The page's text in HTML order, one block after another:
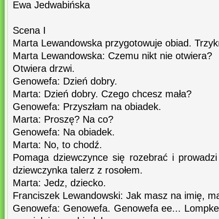
Ewa Jedwabińska
Scena I
Marta Lewandowska przygotowuje obiad.
Marta Lewandowska: Czemu nikt nie otwiera?
Otwiera drzwi.
Genowefa: Dzień dobry.
Marta: Dzień dobry. Czego chcesz mała?
Genowefa: Przyszłam na obiadek.
Marta: Proszę? Na co?
Genowefa: Na obiadek.
Marta: No, to chodź.
Pomaga dziewczynce się rozebrać i
dziewczynka talerz z rosołem.
Marta: Jedz, dziecko.
Franciszek Lewandowski: Jak masz na imię,
Genowefa: Genowefa. Genowefa ee...